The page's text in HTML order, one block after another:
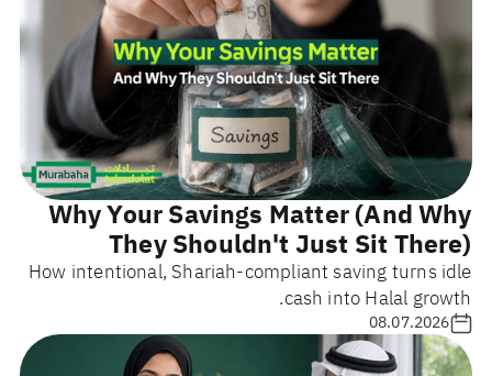
Why Your Savings Matter (And Why
They Shouldn't Just Sit There)
How intentional, Shariah-compliant saving turns idle
cash into Halal growth.
08.07.2026